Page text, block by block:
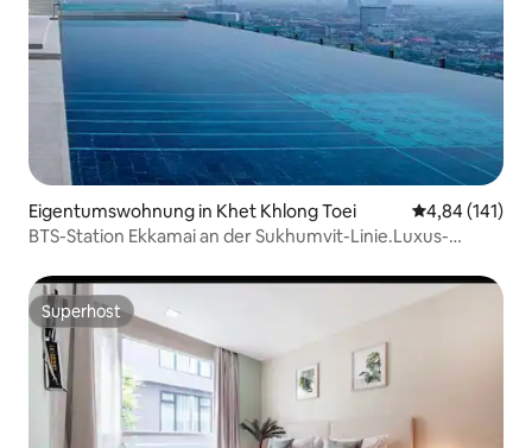
Eigentumswohnung in Khet Khlong Toei
4,84 (141)
BTS-Station Ekkamai an der Sukhumvit-Linie.Luxus-
Einkaufszentrum und Supermarkt/Pattaya Busbahnhof
Ost +4
Superhost
Superhost